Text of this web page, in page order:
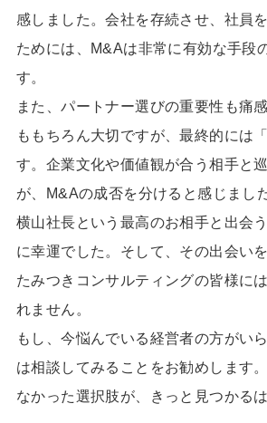
感しました。会社を存続させ、社員
ためには、
M&Aは非常に有効な手段
す。
また、パートナー選びの重要性も痛
ももちろん大切ですが、最終的には
す。企業文化や価値観が合う相手と
が、
M&Aの成否を分けると感じまし
横山社長という最高のお相手と出会
に幸運でした。そして、その出会い
たみつきコンサルティングの皆様に
れません。
もし、今悩んでいる経営者の方がい
は相談してみることをお勧めします
なかった選択肢が、きっと見つかるは